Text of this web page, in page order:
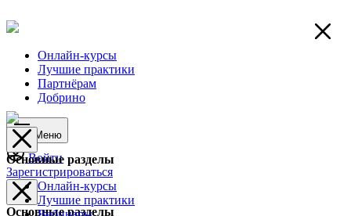
Онлайн-курсы
Лучшие практики
Партнёрам
Добрино
Меню
Войти
Зарегистрироваться
Основные разделы
Основные разделы
Онлайн-курсы
Лучшие практики